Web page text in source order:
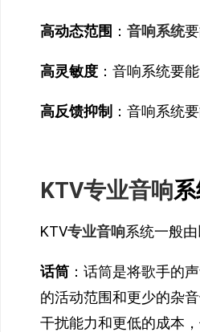
高动态范围 ： 音响系统
高灵敏度 ：音响系统要
高反馈抑制 ：音响系统
KTV专业音响
KTV专业音响系统一般
话筒 ：话筒是将歌手的
的活动范围和更少的杂
干扰能力和更低的成本